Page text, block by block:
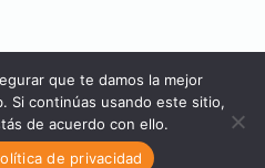
derechos reservados |
Aviso
que te damos la mejor
Si continúas usando este sitio,
de acuerdo con ello.
de privacidad